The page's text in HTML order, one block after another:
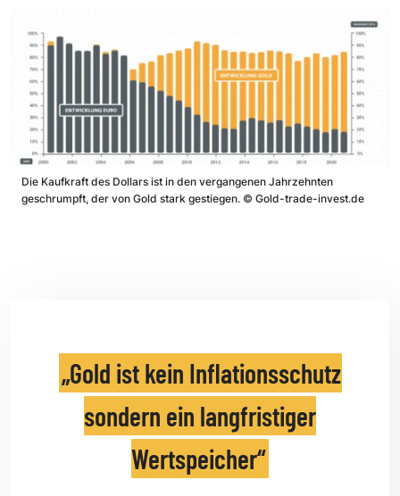
Die Kaufkraft des Dollars ist in den vergangenen Jahrzehnten
geschrumpft, der von Gold stark gestiegen. © Gold-trade-invest.de
Gold ist kein Inflationsschutz
sondern ein langfristiger
Wertspeicher